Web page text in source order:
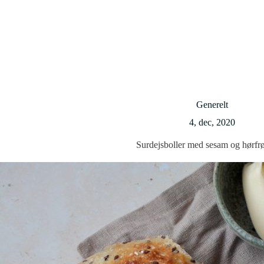
Generelt
4, dec, 2020
Surdejsboller med sesam og